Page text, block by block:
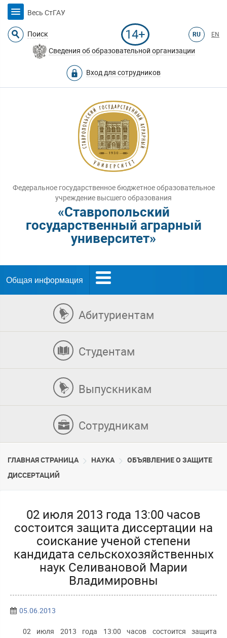
Весь СтГАУ
Поиск 14+ RU EN
Сведения об образовательной организации
Вход для сотрудников
Федеральное государственное бюджетное образовательное
учреждение высшего образования
«Ставропольский
государственный аграрный
университет»
Общая информация
Абитуриентам
Студентам
Выпускникам
Сотрудникам
ГЛАВНАЯ СТРАНИЦА НАУКА
ОБЪЯВЛЕНИЕ О ЗАЩИТЕ
ДИССЕРТАЦИЙ
02 июля 2013 года 13:00 часов
состоится защита диссертации на
соискание ученой степени
кандидата сельскохозяйственных
наук Селивановой Марии
Владимировны
05.06.2013
02 июля 2013 года 13:00 часов состоится защита